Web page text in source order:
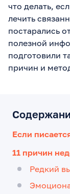
что делать,
лечить
постарались
полезной
подготовили
причин и
Если
11 причин
Редкий